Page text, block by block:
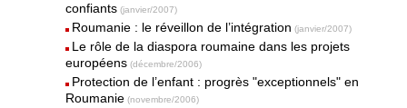
confiants (janvier/2007)
Roumanie : le réveillon de l’intégration (janvier/2007)
Le rôle de la diaspora roumaine dans les projets
européens (décembre/2006)
Protection de l’enfant : progrès "exceptionnels" en
Roumanie (novembre/2006)